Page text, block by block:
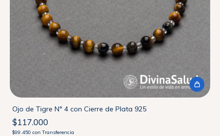
Ojo de Tigre N° 4 con Cierre de Plata 925
$117.000
$99.450 con Transferencia